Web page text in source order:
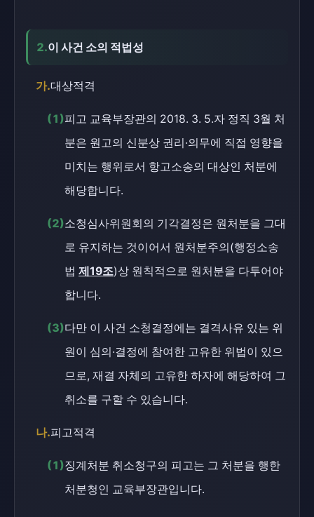
2.이 사건 소의 적법성
가.대상적격
(1)피고 교육부장관의 2018. 3. 5.자 정직 3월 처
분은 원고의 신분상 권리·의무에 직접 영향을
미치는 행위로서 항고소송의 대상인 처분에
해당합니다.
(2)소청심사위원회의 기각결정은 원처분을 그대
로 유지하는 것이어서 원처분주의(행정소송
법 제19조)상 원칙적으로 원처분을 다투어야
합니다.
(3)다만 이 사건 소청결정에는 결격사유 있는 위
원이 심의·결정에 참여한 고유한 위법이 있으
므로, 재결 자체의 고유한 하자에 해당하여 그
취소를 구할 수 있습니다.
나.피고적격
(1)징계처분 취소청구의 피고는 그 처분을 행한
처분청인 교육부장관입니다.